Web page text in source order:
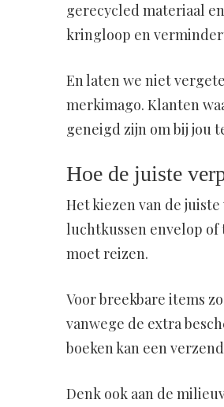
gerecycled materiaal
kringloop en
En laten we niet
merkimago. Klanten
geneigd zijn om bij jou
Hoe de juiste
Het kiezen van de
luchtkussen envelop of
moet reizen.
Voor breekbare items
vanwege de extra
boeken kan een
Denk ook aan de